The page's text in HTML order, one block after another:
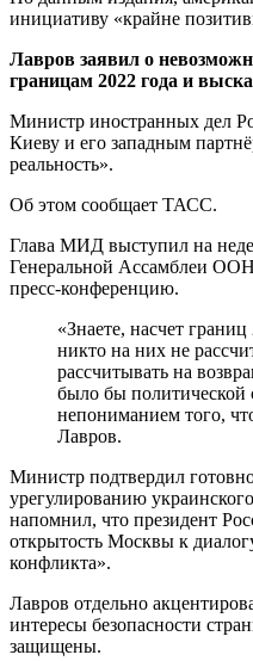
инициативу «крайне
Лавров заявил о
границам 2022 года и
Министр иностранных дел
Киеву и его западным
реальность».
Об этом сообщает ТАСС.
Глава МИД выступил на
Генеральной Ассамблеи
пресс-конференцию.
«Знаете, насчет
никто на них не
рассчитывать на
было бы
непониманием того,
Лавров.
Министр подтвердил
урегулированию
напомнил, что президент
открытость Москвы к
конфликта».
Лавров отдельно
интересы безопасности
защищены.